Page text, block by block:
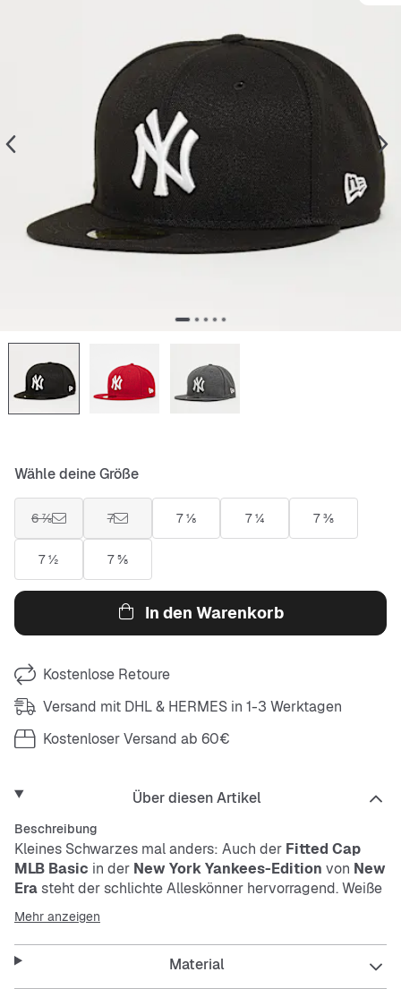
Wähle deine Größe
6 ⅞ 7 7 ⅛ 7 ¼ 7 ⅜
7 ½ 7 ⅝
In den Warenkorb
Kostenlose Retoure
Versand mit DHL & HERMES in 1-3 Werktagen
Kostenloser Versand ab 60€
Über diesen Artikel
Beschreibung
Kleines Schwarzes mal anders: Auch der Fitted Cap
MLB Basic in der New York Yankees-Edition von New
Erasteht der schlichte Alleskönner hervorragend. Weiße
Stickereien heben sich davon toll ab. Dank Fitted Style
sitzt die Cap wie angegossen und die aufgestickten
Luftlöcher bieten zusätzlich Tragekomfort.
Mehr anzeigen
Material